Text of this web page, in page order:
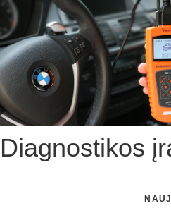
Skip
to
content
Diagnostikos